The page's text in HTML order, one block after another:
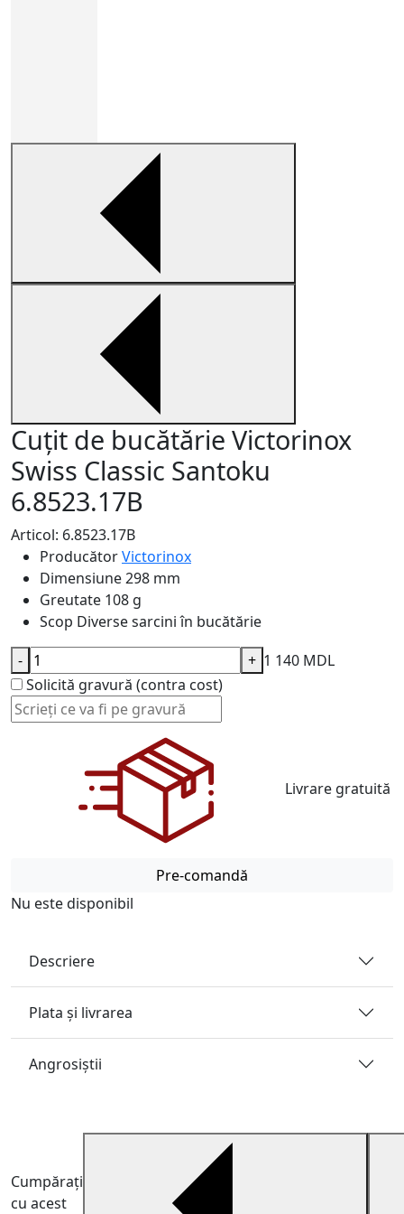
Cuțit de bucătărie Victorinox
Swiss Classic Santoku
6.8523.17B
Articol: 6.8523.17B
ProducătorVictorinox
Dimensiune298 mm
Greutate 108 g
Scop Diverse sarcini în bucătărie
1 140 MDL
Solicită gravură (contra cost)
- +
Livrare gratuită
Pre-comandă
Nu este disponibil
Descriere
Plata și livrarea
Angrosiştii
Cumpărați
cu acest